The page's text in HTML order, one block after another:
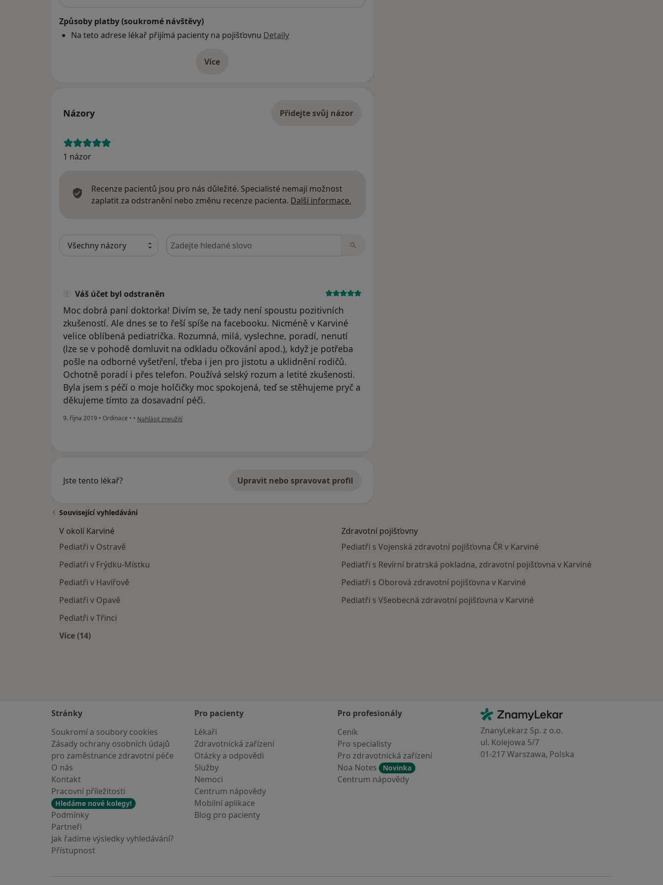
Způsoby platby (soukromé návštěvy)
Na teto adrese lékař přijímá pacienty na pojišťovnu Detaily
Víceo adrese
Názory Přidejte svůj názor
1 názor
Recenze pacientů jsou pro nás důležité. Specialisté nemají možnost
zaplatit za odstranění nebo změnu recenze pacienta. Další informace.
Hledejte v názorech
Váš účet byl odstraněn
Moc dobrá paní doktorka! Divím se, že tady není spoustu pozitivních
zkušeností. Ale dnes se to řeší spíše na facebooku. Nicméně v Karviné
velice oblíbená pediatrička. Rozumná, milá, vyslechne, poradí, nenutí
(lze se v pohodě domluvit na odkladu očkování apod.), když je potřeba
pošle na odborné vyšetření, třeba i jen pro jistotu a uklidnění rodičů.
Ochotně poradí i přes telefon. Používá selský rozum a letité zkušenosti.
Byla jsem s péčí o moje holčičky moc spokojená, teď se stěhujeme pryč a
děkujeme tímto za dosavadní péči.
9. října 2019 • Ordinace • • podle názoru uživatele Váš účet byl odstraněn
Nahlásit zneužití
Jste tento lékař? Upravit nebo spravovat profil
Související vyhledávání
V okolí Karviné
Pediatři v Ostravě
Pediatři v Frýdku-Místku
Pediatři v Havířově
Pediatři v Opavě
Pediatři v Třinci
Více (14)
Zdravotní pojišťovny
Pediatři s Vojenská zdravotní pojišťovna ČR v Karviné
Pediatři s Revírní bratrská pokladna, zdravotní pojišťovna v Karviné
Pediatři s Oborová zdravotní pojišťovna v Karviné
Pediatři s Všeobecná zdravotní pojišťovna v Karviné
Stránky
Soukromí a soubory cookies
Zásady ochrany osobních údajů
pro zaměstnance zdravotní péče
O nás
Kontakt
Pracovní příležitosti
Hledáme nové kolegy!
Podmínky
Partneři
Jak řadíme výsledky vyhledávání?
Přístupnost
Pro pacienty
Lékaři
Zdravotnická zařízení
Otázky a odpovědi
Služby
Nemoci
Centrum nápovědy
Mobilní aplikace
Blog pro pacienty
Pro profesionály
Ceník
Pro specialisty
Pro zdravotnická zařízení
Noa Notes
Novinka
Centrum nápovědy
Kontakt
ZnamyLekar - Hlavní stránka
ZnanyLekarz Sp. z o.o.
ul. Kolejowa 5/7
01-217 Warszawa, Polska